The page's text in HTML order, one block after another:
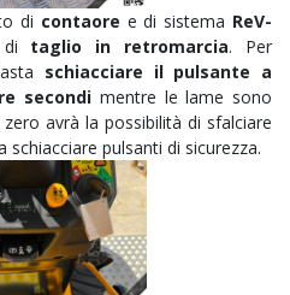
di contaore e di sistema ReV-
taglio in retromarcia. Per
schiacciare il pulsante a
secondi mentre le lame sono
avrà la possibilità di sfalciare
schiacciare pulsanti di sicurezza.